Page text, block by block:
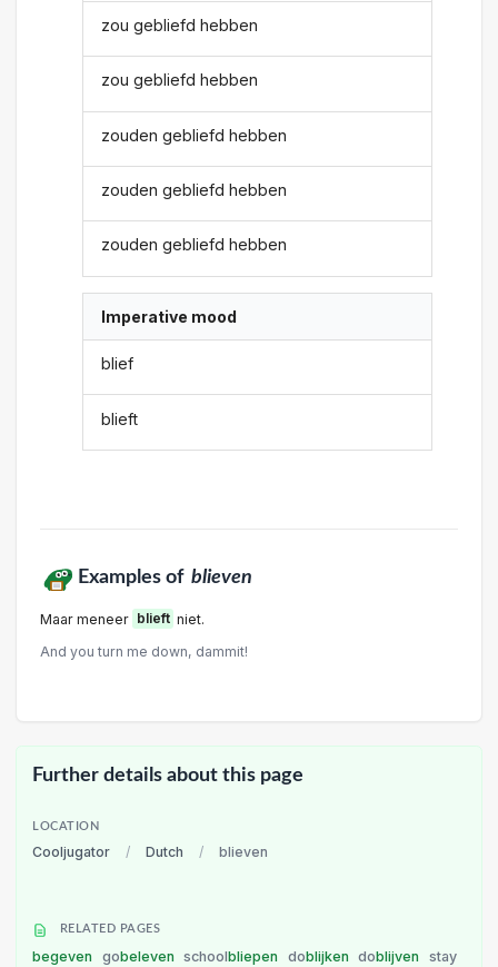
zou gebliefd hebben
zou gebliefd hebben
zouden gebliefd hebben
zouden gebliefd hebben
zouden gebliefd hebben
Imperative mood
blief
blieft
Examples of blieven
Maar meneer blieft niet.
And you turn me down, dammit!
Further details about this page
LOCATION
Cooljugator / Dutch / blieven
RELATED PAGES
begeven gobeleven schoolbliepen doblijken doblijven
stay